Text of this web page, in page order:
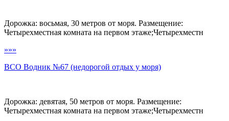
Дорожка: восьмая, 30 метров от моря. Размещение:
Четырехместная комната на первом этаже;Четырехместн
»»»
ВСО Водник №67 (недорогой отдых у моря)
Дорожка: девятая, 50 метров от моря. Размещение:
Четырехместная комната на первом этаже;Четырехместн